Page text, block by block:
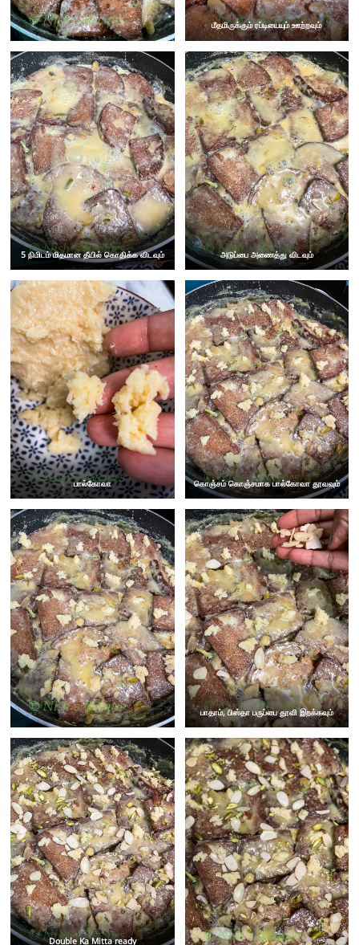
மீதமிருக்கும் ரப்டியையும் ஊற்றவும்
5 நிமிடம் மிதமான தீயில் கொதிக்க விடவும் அடுப்பை அணைத்து விடவும்
பால்கோவா கொஞ்சம் கொஞ்சமாக பால்கோவா தூவவும்
பாதாம், பிஸ்தா பருப்பை தூவி இறக்கவும்
Double Ka Mitta ready